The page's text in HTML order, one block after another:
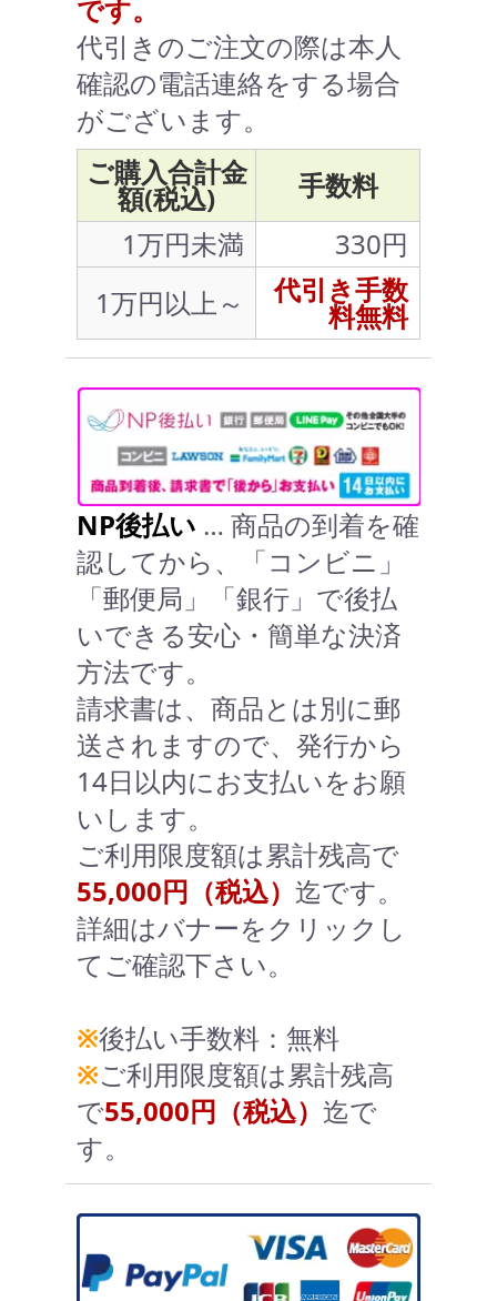
です。
代引きのご注文の際は本人
確認の電話連絡をする場合
がございます。
ご購入合計金
額(税込)
手数料
1万円未満
330円
1万円以上～
代引き手数
料無料
NP後払い … 商品の到着を確
認してから、「コンビニ」
「郵便局」「銀行」で後払
いできる安心・簡単な決済
方法です。
請求書は、商品とは別に郵
送されますので、発行から
14日以内にお支払いをお願
いします。
ご利用限度額は累計残高で
55,000円（税込） 迄です。
詳細はバナーをクリックし
てご確認下さい。
※後払い手数料：無料
※ご利用限度額は累計残高
で55,000円（税込） 迄で
す。